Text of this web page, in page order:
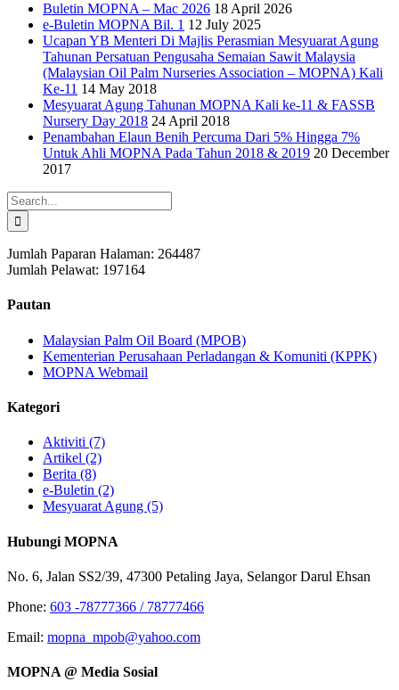
Buletin MOPNA – Mac 2026 18 April 2026
e-Buletin MOPNA Bil. 1 12 July 2025
Ucapan YB Menteri Di Majlis Perasmian Mesyuarat Agung
Tahunan Persatuan Pengusaha Semaian Sawit Malaysia
(Malaysian Oil Palm Nurseries Association – MOPNA) Kali
Ke-11 14 May 2018
Mesyuarat Agung Tahunan MOPNA Kali ke-11 & FASSB
Nursery Day 2018 24 April 2018
Penambahan Elaun Benih Percuma Dari 5% Hingga 7%
Untuk Ahli MOPNA Pada Tahun 2018 & 2019 20 December
2017
Search
for:
Jumlah Paparan Halaman: 264487
Jumlah Pelawat: 197164
Pautan
Malaysian Palm Oil Board (MPOB)
Kementerian Perusahaan Perladangan & Komuniti (KPPK)
MOPNA Webmail
Kategori
Aktiviti (7)
Artikel (2)
Berita (8)
e-Buletin (2)
Mesyuarat Agung (5)
Hubungi MOPNA
No. 6, Jalan SS2/39, 47300 Petaling Jaya, Selangor Darul Ehsan
Phone: 603 -78777366 / 78777466
Email: mopna_mpob@yahoo.com
MOPNA @ Media Sosial